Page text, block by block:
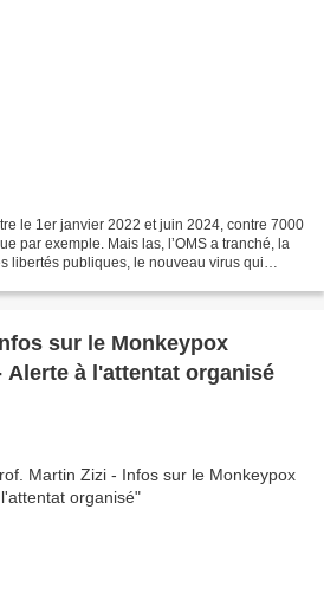
le 1er janvier 2022 et juin 2024, contre 7000
par exemple. Mais las, l’OMS a tranché, la
libertés publiques, le nouveau virus qui
sur le Monkeypox
Alerte à l'attentat organisé